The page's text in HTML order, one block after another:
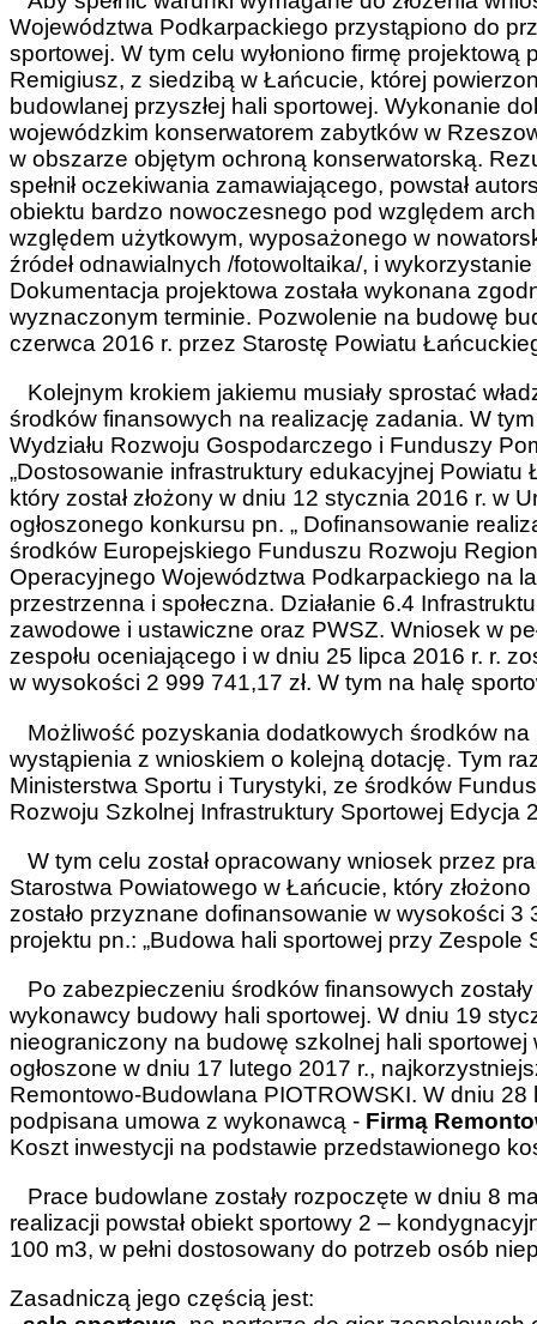
Województwa Podkarpackiego przystąpiono do
sportowej. W tym celu wyłoniono firmę projektową
Remigiusz, z siedzibą w Łańcucie, której
budowlanej przyszłej hali sportowej. Wykonanie
wojewódzkim konserwatorem zabytków w
w obszarze objętym ochroną konserwatorską.
spełnił oczekiwania zamawiającego, powstał
obiektu bardzo nowoczesnego pod względem
względem użytkowym, wyposażonego w
źródeł odnawialnych /fotowoltaika/, i
Dokumentacja projektowa została wykonana
wyznaczonym terminie. Pozwolenie na budowę
czerwca 2016 r. przez Starostę Powiatu
Kolejnym krokiem jakiemu musiały sprostać
środków finansowych na realizację zadania. W
Wydziału Rozwoju Gospodarczego i Funduszy
„Dostosowanie infrastruktury edukacyjnej
który został złożony w dniu 12 stycznia 2016 r. w
ogłoszonego konkursu pn. „ Dofinansowanie
środków Europejskiego Funduszu Rozwoju
Operacyjnego Województwa Podkarpackiego na
przestrzenna i społeczna. Działanie 6.4
zawodowe i ustawiczne oraz PWSZ. Wniosek w
zespołu oceniającego i w dniu 25 lipca 2016 r. r.
w wysokości 2 999 741,17 zł. W tym na halę
Możliwość pozyskania dodatkowych środków na
wystąpienia z wnioskiem o kolejną dotację. Tym
Ministerstwa Sportu i Turystyki, ze środków
Rozwoju Szkolnej Infrastruktury Sportowej Edycja
W tym celu został opracowany wniosek przez
Starostwa Powiatowego w Łańcucie, który
zostało przyznane dofinansowanie w wysokości
projektu pn.: „Budowa hali sportowej przy Zespole
Po zabezpieczeniu środków finansowych
wykonawcy budowy hali sportowej. W dniu 19
nieograniczony na budowę szkolnej hali
ogłoszone w dniu 17 lutego 2017 r.,
Remontowo-Budowlana PIOTROWSKI. W dniu
podpisana umowa z wykonawcą - Firmą
Koszt inwestycji na podstawie przedstawionego
Prace budowlane zostały rozpoczęte w dniu 8
realizacji powstał obiekt sportowy 2 –
100 m3, w pełni dostosowany do potrzeb osób
Zasadniczą jego częścią jest: